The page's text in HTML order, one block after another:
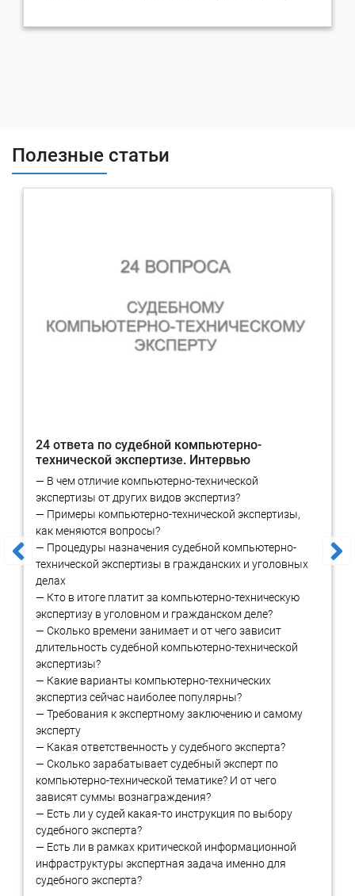
Почему эксперты RTM Group?
проходят регулярные обучения, обладают российскими и
международными сертификатами по широкому перечню
значимых для производства компьютерной экспертизы
Прикладное программное обеспечение
Системы автоматизации бизнес-процессов (1С, SAP и
пр.)
Системы безопасности
Системы автоматизации производства (АСУ ТП)
может производиться не только в государственных судебно-
экспертных учреждениях, но и в негосударственных
Ключевым моментом является поручение производства
экспертизы лицам, обладающим специальными знаниями.
Данное положение законодательства является необходимым
для эффективной работы судебной системы. Дело в том, что
государственные судебно-экспертные учреждения не могут
выполнять весь объем и все многообразие судебных
экспертиз, равно как не могут соответствовать всем
профильным требованиям к подготовке экспертов и обладать
необходимыми статусами и лицензиями. В частности, при
назначении многих судебных КЭ судом проверяется наличие у
экспертной организации отдельных лицензий, в частности:
Лицензия ФСТЭК России на деятельность по технической
защите конфиденциальной информации
Лицензия ФСТЭК России на деятельность по разработке
и производству средств защиты конфиденциальной
информации
Лицензия ФСБ России на работу со средствами
криптозащиты
Полезные статьи
24 ответа по судебной компьютерно-
технической экспертизе. Интервью
— В чем отличие компьютерно-технической
экспертизы от других видов экспертиз?
— Примеры компьютерно-технической экспертизы,
как меняются вопросы?
— Процедуры назначения судебной компьютерно-
технической экспертизы в гражданских и уголовных
делах
— Кто в итоге платит за компьютерно-техническую
экспертизу в уголовном и гражданском деле?
— Сколько времени занимает и от чего зависит
длительность судебной компьютерно-технической
экспертизы?
— Какие варианты компьютерно-технических
экспертиз сейчас наиболее популярны?
— Требования к экспертному заключению и самому
эксперту
— Какая ответственность у судебного эксперта?
— Сколько зарабатывает судебный эксперт по
компьютерно-технической тематике? И от чего
зависят суммы вознаграждения?
— Есть ли у судей какая-то инструкция по выбору
судебного эксперта?
— Есть ли в рамках критической информационной
инфраструктуры экспертная задача именно для
судебного эксперта?